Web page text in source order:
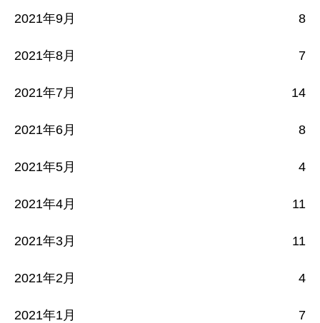
2021年9月 8
2021年8月 7
2021年7月 14
2021年6月 8
2021年5月 4
2021年4月 11
2021年3月 11
2021年2月 4
2021年1月 7